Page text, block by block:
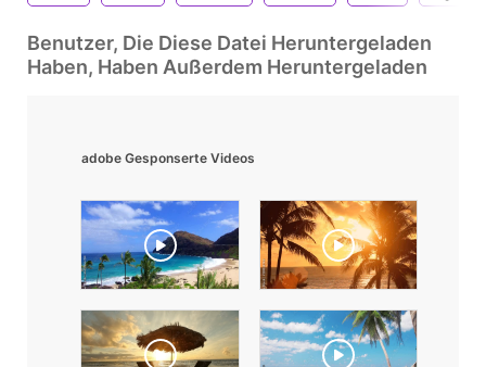
Benutzer, Die Diese Datei Heruntergeladen
Haben, Haben Außerdem Heruntergeladen
adobe Gesponserte Videos